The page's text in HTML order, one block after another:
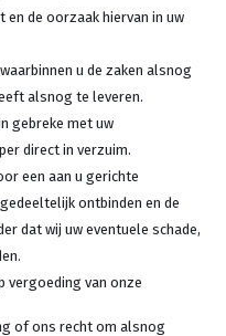
de oorzaak hiervan in uw
u de zaken alsnog
alsnog te leveren.
gebreke met uw
direct in verzuim.
een aan u gerichte
ontbinden en de
dat wij uw eventuele schade,
vergoeding van onze
of ons recht om alsnog